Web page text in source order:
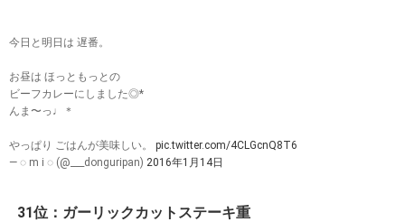
今日と明日は 遅番。
お昼は ほっともっとの
ビーフカレーにしました◎*
んま〜っ♩＊
やっぱり ごはんが美味しい。 pic.twitter.com/4CLGcnQ8T6
— ◌ m i ◌ (@___donguripan) 2016年1月14日
31位：ガーリックカットステーキ重